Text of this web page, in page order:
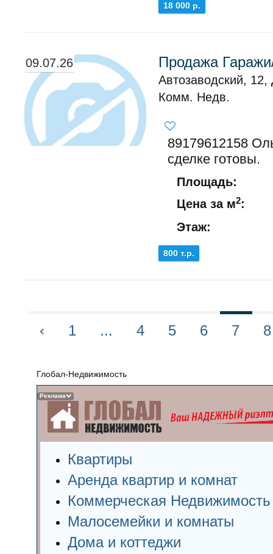
18 000 р.
09.07.26 Продажа
Автозаводский,
Комм. Недв.
89179612158
сделке готовы.
Площадь:
Цена за м2:
Этаж:
800 т.р.
‹ 1 ... 4 5 6 7 8
Реклама
Глобал-Недвижимость
Квартиры
Аренда квартир и комнат
Коммерческая Недвижимость
Малосемейки и комнаты
Дома и коттеджи